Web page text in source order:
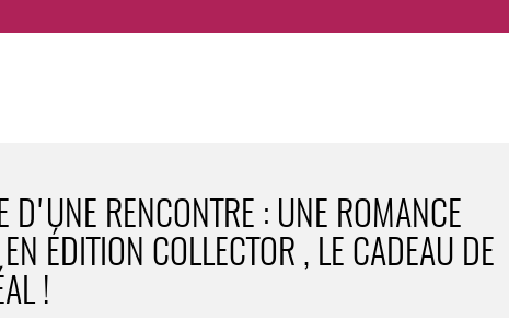
D'UNE RENCONTRE : UNE ROMANCE
EN ÉDITION COLLECTOR , LE CADEAU DE
!